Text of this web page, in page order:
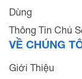
Dùng
Thông Tin Chủ
VỀ CHÚNG
Giới Thiệu